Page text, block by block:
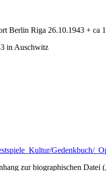
Berlin Riga 26.10.1943 + ca
in Auschwitz
Gedenkbuch/
zur biographischen Datei